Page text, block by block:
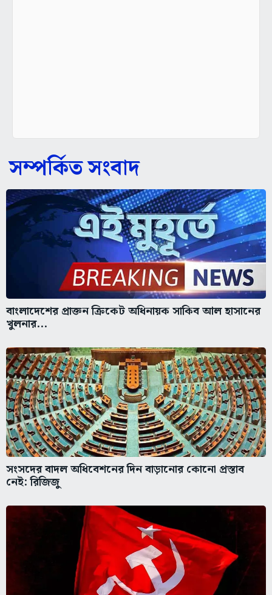
সম্পর্কিত সংবাদ
বাংলাদেশের প্রাক্তন ক্রিকেট অধিনায়ক সাকিব আল হাসানের
খুলনার...
সংসদের বাদল অধিবেশনের দিন বাড়ানোর কোনো প্রস্তাব
নেই: রিজিজু